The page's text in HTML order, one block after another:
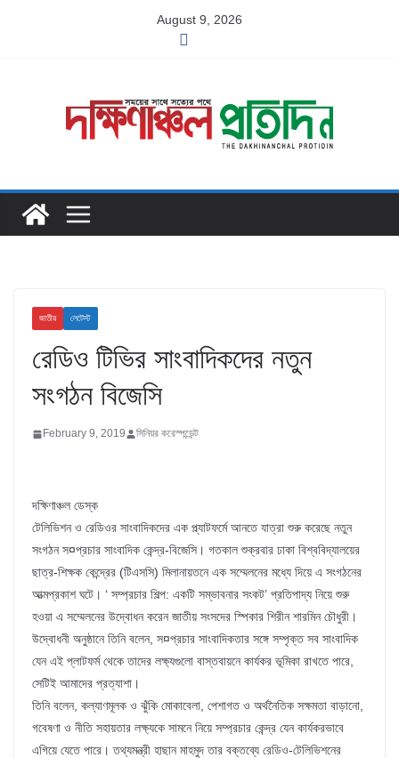
August 9, 2026
জাতীয় লেটেস্ট
রেডিও টিভির সাংবাদিকদের নতুন
সংগঠন বিজেসি
February 9, 2019 সিনিয়র করেস্পন্ডেন্ট
দক্ষিণাঞ্চল ডেস্ক
টেলিভিশন ও রেডিওর সাংবাদিকদের এক প্ল্যাটফর্মে আনতে যাত্রা শুরু করেছে নতুন
সংগঠন স¤প্রচার সাংবাদিক কেন্দ্র-বিজেসি। গতকাল শুক্রবার ঢাকা বিশ্ববিদ্যালয়ের
ছাত্র-শিক্ষক কেন্দ্রের (টিএসসি) মিলানায়তনে এক সম্মেলনের মধ্যে দিয়ে এ সংগঠনের
আত্মপ্রকাশ ঘটে। ‘ সম্প্রচার শিল্প: একটি সম্ভাবনার সংকট’ প্রতিপাদ্য নিয়ে শুরু
হওয়া এ সম্মেলনের উদ্বোধন করেন জাতীয় সংসদের স্পিকার শিরীন শারমিন চৌধুরী।
উদ্বোধনী অনুষ্ঠানে তিনি বলেন, স¤প্রচার সাংবাদিকতার সঙ্গে সম্পৃক্ত সব সাংবাদিক
যেন এই প্লাটফর্ম থেকে তাদের লক্ষ্যগুলো বাস্তবায়নে কার্যকর ভূমিকা রাখতে পারে,
সেটিই আমাদের প্রত্যাশা।
তিনি বলেন, কল্যাণমূলক ও ঝুঁকি মোকাবেলা, পেশাগত ও অর্থনৈতিক সক্ষমতা বাড়ানো,
গবেষণা ও নীতি সহায়তার লক্ষ্যকে সামনে নিয়ে সম্প্রচার কেন্দ্র যেন কার্যকরভাবে
এগিয়ে যেতে পারে। তথ্যমন্ত্রী হাছান মাহমুদ তার বক্তব্যে রেডিও-টেলিভিশনের